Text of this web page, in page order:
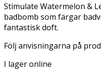
Stimulate Watermelon &
badbomb som färgar
fantastisk doft.
Följ anvisningarna på
I lager online